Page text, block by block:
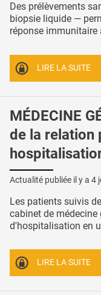
Des prélèvements
biopsie liquide —
réponse immunitaire
LIRE LA SUITE
MÉDECINE
de la relation
Actualité publiée il y a 4
Les patients suivis
cabinet de médecine
d'hospitalisation en
LIRE LA SUITE